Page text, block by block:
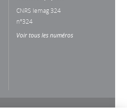
CNRS lemag 324
n°324
Voir tous les numéros